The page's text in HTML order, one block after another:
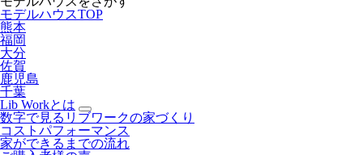
モデルハウスTOP
熊本
福岡
大分
佐賀
鹿児島
千葉
Lib Workとは
数字で見るリブワークの家づくり
コストパフォーマンス
家ができるまでの流れ